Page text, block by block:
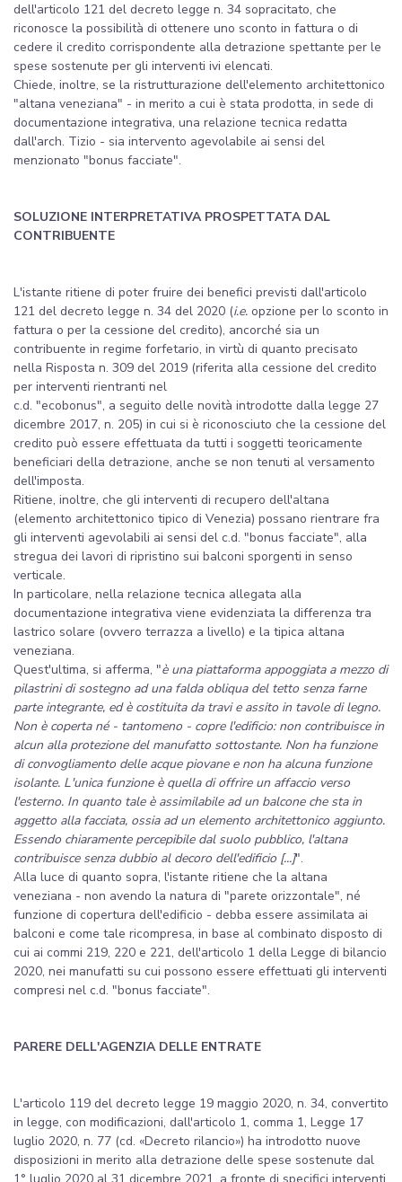
dell'articolo 121 del decreto legge n. 34 sopracitato, che
riconosce la possibilità di ottenere uno sconto in fattura o di
cedere il credito corrispondente alla detrazione spettante per le
spese sostenute per gli interventi ivi elencati.
Chiede, inoltre, se la ristrutturazione dell'elemento architettonico
"altana veneziana" - in merito a cui è stata prodotta, in sede di
documentazione integrativa, una relazione tecnica redatta
dall'arch. Tizio - sia intervento agevolabile ai sensi del
menzionato "bonus facciate".
SOLUZIONE INTERPRETATIVA PROSPETTATA DAL
CONTRIBUENTE
L'istante ritiene di poter fruire dei benefici previsti dall'articolo
121 del decreto legge n. 34 del 2020 (i.e. opzione per lo sconto in
fattura o per la cessione del credito), ancorché sia un
contribuente in regime forfetario, in virtù di quanto precisato
nella Risposta n. 309 del 2019 (riferita alla cessione del credito
per interventi rientranti nel
c.d. "ecobonus", a seguito delle novità introdotte dalla legge 27
dicembre 2017, n. 205) in cui si è riconosciuto che la cessione del
credito può essere effettuata da tutti i soggetti teoricamente
beneficiari della detrazione, anche se non tenuti al versamento
dell'imposta.
Ritiene, inoltre, che gli interventi di recupero dell'altana
(elemento architettonico tipico di Venezia) possano rientrare fra
gli interventi agevolabili ai sensi del c.d. "bonus facciate", alla
stregua dei lavori di ripristino sui balconi sporgenti in senso
verticale.
In particolare, nella relazione tecnica allegata alla
documentazione integrativa viene evidenziata la differenza tra
lastrico solare (ovvero terrazza a livello) e la tipica altana
veneziana.
Quest'ultima, si afferma, "è una piattaforma appoggiata a mezzo di
pilastrini di sostegno ad una falda obliqua del tetto senza farne
parte integrante, ed è costituita da travi e assito in tavole di legno.
Non è coperta né - tantomeno - copre l'edificio: non contribuisce in
alcun alla protezione del manufatto sottostante. Non ha funzione
di convogliamento delle acque piovane e non ha alcuna funzione
isolante. L'unica funzione è quella di offrire un affaccio verso
l'esterno. In quanto tale è assimilabile ad un balcone che sta in
aggetto alla facciata, ossia ad un elemento architettonico aggiunto.
Essendo chiaramente percepibile dal suolo pubblico, l'altana
contribuisce senza dubbio al decoro dell'edificio [...]".
Alla luce di quanto sopra, l'istante ritiene che la altana
veneziana - non avendo la natura di "parete orizzontale", né
funzione di copertura dell'edificio - debba essere assimilata ai
balconi e come tale ricompresa, in base al combinato disposto di
cui ai commi 219, 220 e 221, dell'articolo 1 della Legge di bilancio
2020, nei manufatti su cui possono essere effettuati gli interventi
compresi nel c.d. "bonus facciate".
PARERE DELL'AGENZIA DELLE ENTRATE
L'articolo 119 del decreto legge 19 maggio 2020, n. 34, convertito
in legge, con modificazioni, dall'articolo 1, comma 1, Legge 17
luglio 2020, n. 77 (cd. «Decreto rilancio») ha introdotto nuove
disposizioni in merito alla detrazione delle spese sostenute dal